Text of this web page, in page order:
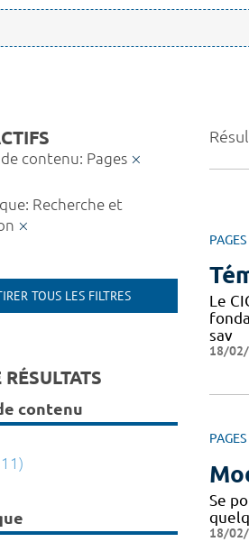
PAGES
Le
sav
18/
PAGES
Se
18/
contenu: Pages
Recherche et
TOUS LES FILTRES
contenu